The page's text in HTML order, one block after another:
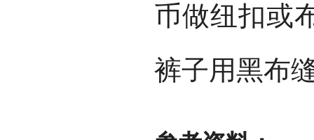
币做纽扣或
裤子用黑布